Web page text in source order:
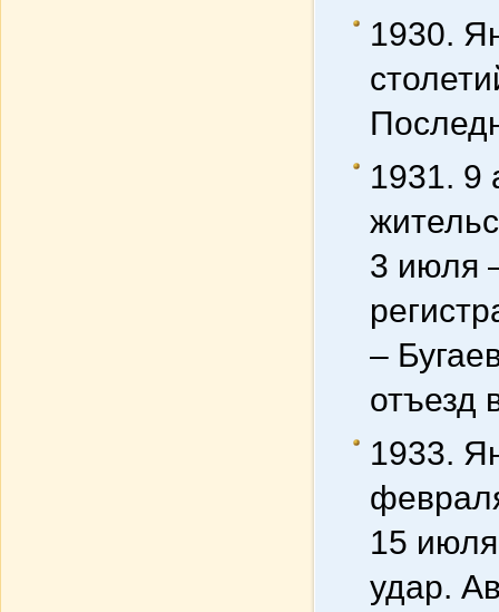
1930.
1931. 9
3 июля
–
отъезд
1933.
15
удар.